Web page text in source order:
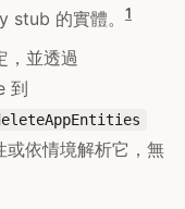
的實體。
1
，並透過
到
依情境解析它，無